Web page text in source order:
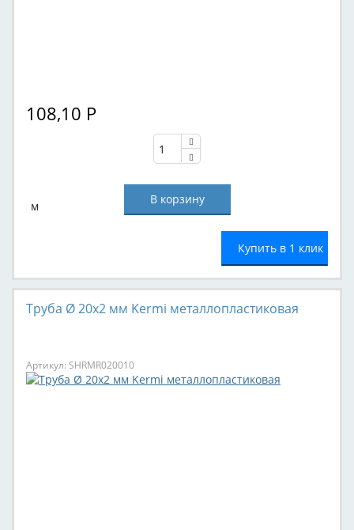
108,10 Р
м
Купить в 1 клик
Труба Ø 20x2 мм Kermi металлопластиковая
Артикул: SHRMR020010